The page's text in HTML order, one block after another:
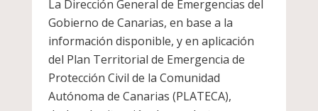
La Dirección General de Emergencias del
Gobierno de Canarias, en base a la
información disponible, y en aplicación
del Plan Territorial de Emergencia de
Protección Civil de la Comunidad
Autónoma de Canarias (PLATECA),